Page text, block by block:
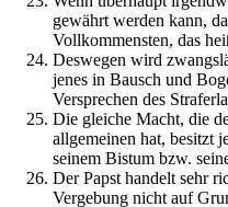
gewährt werden kann,
Vollkommensten, das
Deswegen wird
jenes in Bausch und
Versprechen des
Die gleiche Macht, die
allgemeinen hat, besitzt
seinem Bistum bzw.
Der Papst handelt sehr
Vergebung nicht auf